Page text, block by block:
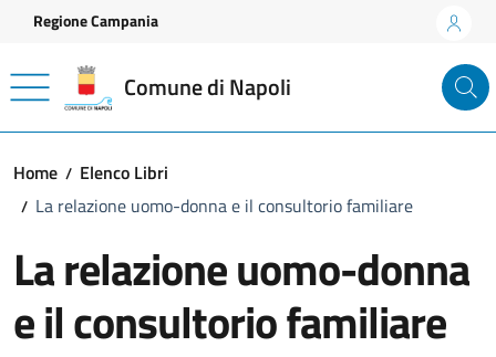
Vai ai contenuti
Vai al footer
Regione Campania
Comune di Napoli
Home
Elenco Libri
La relazione uomo-donna e il consultorio familiare
La relazione uomo-donna
e il consultorio familiare